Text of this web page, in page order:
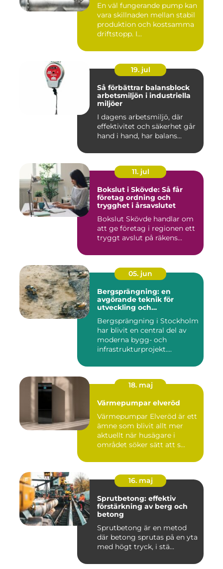
En väl fungerande pump kan
vara skillnaden mellan stabil
produktion och kostsamma
driftstopp. I...
19. jul
Så förbättrar balansblock
arbetsmiljön i industriella
miljöer
I dagens arbetsmiljö, där
effektivitet och säkerhet går
hand i hand, har balans...
11. jul
Bokslut i Skövde: Så får
företag ordning och
trygghet i årsavslutet
Bokslut Skövde handlar om
att ge företag i regionen ett
tryggt avslut på räkens...
05. jun
Bergsprängning: en
avgörande teknik för
utveckling och
Bergsprängning i Stockholm
har blivit en central del av
moderna bygg- och
infrastrukturprojekt....
18. maj
Värmepumpar elveröd
Värmepumpar Elveröd är ett
ämne som blivit allt mer
aktuellt när husägare i
området söker sätt att s...
16. maj
Sprutbetong: effektiv
förstärkning av berg och
betong
Sprutbetong är en metod
där betong sprutas på en yta
med högt tryck, i stä...